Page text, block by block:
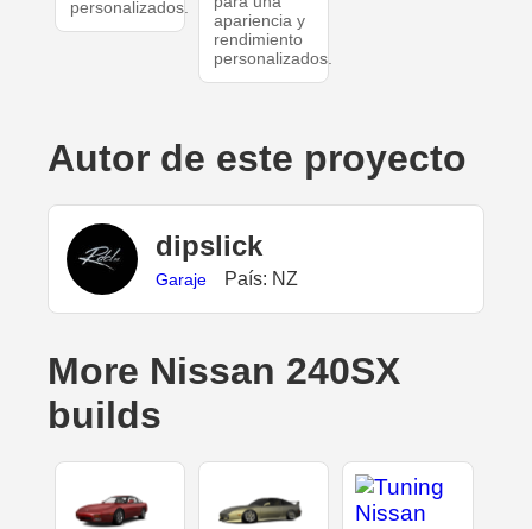
personalizados.
apariencia y
rendimiento
personalizados.
Autor de este proyecto
dipslick
Garaje País: NZ
More Nissan 240SX
builds